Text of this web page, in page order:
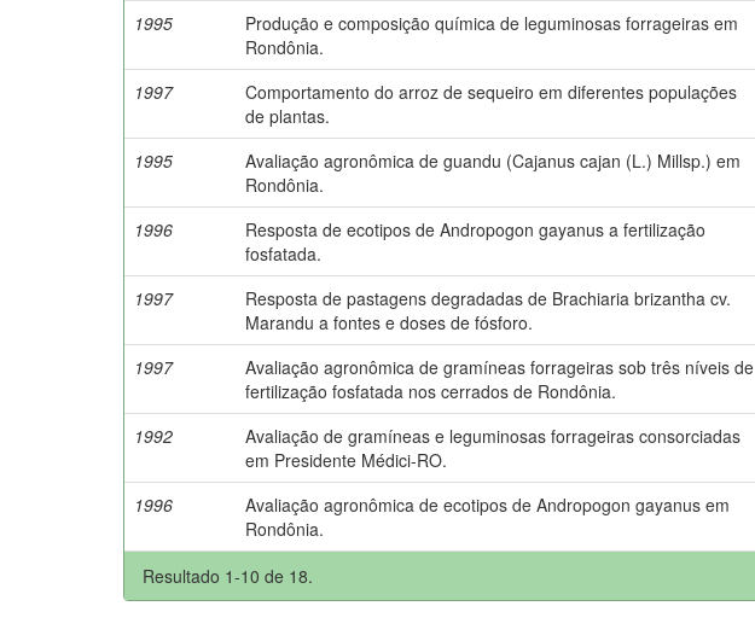
1995
Produção e composição química de leguminosas forrageiras em
Rondônia.
1997
Comportamento do arroz de sequeiro em diferentes populações
de plantas.
1995
Avaliação agronômica de guandu (Cajanus cajan (L.) Millsp.) em
Rondônia.
1996
Resposta de ecotipos de Andropogon gayanus a fertilização
fosfatada.
1997
Resposta de pastagens degradadas de Brachiaria brizantha cv.
Marandu a fontes e doses de fósforo.
1997
Avaliação agronômica de gramíneas forrageiras sob três níveis de
fertilização fosfatada nos cerrados de Rondônia.
1992
Avaliação de gramíneas e leguminosas forrageiras consorciadas
em Presidente Médici-RO.
1996
Avaliação agronômica de ecotipos de Andropogon gayanus em
Rondônia.
Resultado 1-10 de 18.